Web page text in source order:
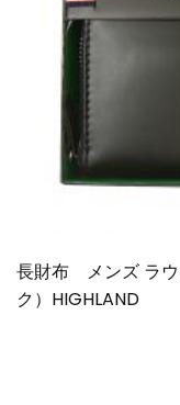
長財布 メンズ ラウ
ク）HIGHLAND